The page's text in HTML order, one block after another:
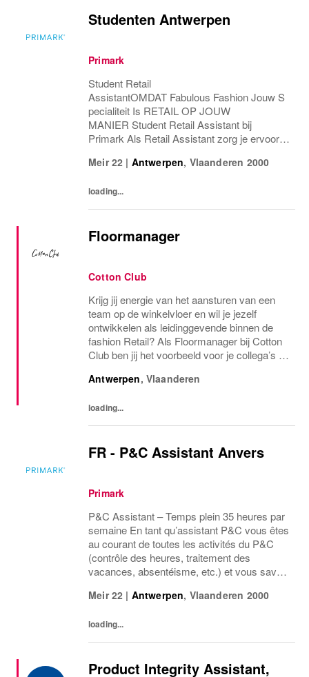
Studenten Antwerpen
Primark
Student Retail
AssistantOMDAT Fabulous Fashion Jouw S
pecialiteit Is RETAIL OP JOUW
MANIER Student Retail Assistant bij
Primark Als Retail Assistant zorg je ervoor
hebben. Je helpt hen met maten, stijlen en
Meir 22 | Antwerpen, Vlaanderen 2000
loading...
Floormanager
Cotton Club
Krijg jij energie van het aansturen van een
team op de winkelvloer en wil je jezelf
ontwikkelen als leidinggevende binnen de
fashion Retail? Als Floormanager bij Cotton
Club ben jij het voorbeeld voor je collega’s en
inspirerende boutique beleving. Herken jij...
Antwerpen, Vlaanderen
loading...
FR - P&C Assistant Anvers
Primark
P&C Assistant – Temps plein 35 heures par
semaine En tant qu’assistant P&C vous êtes
au courant de toutes les activités du P&C
(contrôle des heures, traitement des
vacances, absentéisme, etc.) et vous savez
de l'administration en collaboration avec le...
Meir 22 | Antwerpen, Vlaanderen 2000
loading...
Product Integrity Assistant,